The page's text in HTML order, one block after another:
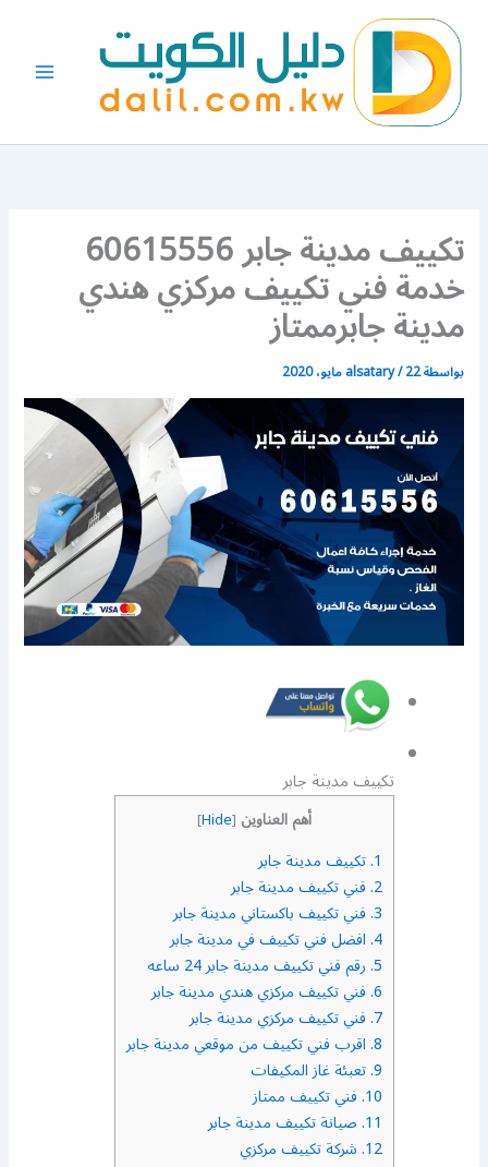
المحتوى
تكييف مدينة جابر 60615556
خدمة فني تكييف مركزي هندي
مدينة جابرممتاز
بواسطة alsatary/22 مايو، 2020
تكييف مدينة جابر
أهم العناوين [
Hide
]
1. تكييف مدينة جابر
2. فني تكييف مدينة جابر
3. فني تكييف باكستاني مدينة جابر
4. افضل فني تكييف في مدينة جابر
5. رقم فني تكييف مدينة جابر 24 ساعه
6. فني تكييف مركزي هندي مدينة جابر
7. فني تكييف مركزي مدينة جابر
8. اقرب فني تكييف من موقعي مدينة جابر
9. تعبئة غاز المكيفات
10. فني تكييف ممتاز
11. صيانة تكييف مدينة جابر
12. شركة تكييف مركزي